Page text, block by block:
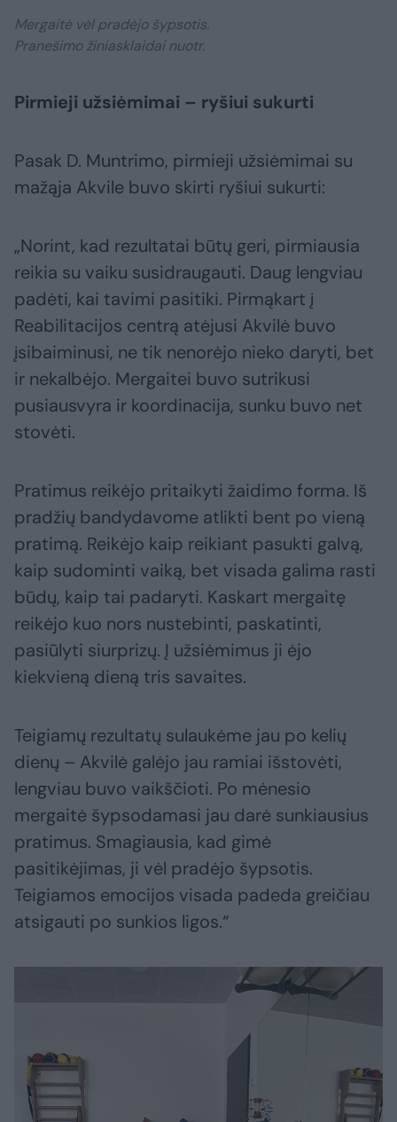
Mergaitė vėl pradėjo šypsotis.
Pranešimo žiniasklaidai nuotr.
Pirmieji užsiėmimai – ryšiui sukurti
Pasak D. Muntrimo, pirmieji užsiėmimai su
mažąja Akvile buvo skirti ryšiui sukurti:
„Norint, kad rezultatai būtų geri, pirmiausia
reikia su vaiku susidraugauti. Daug lengviau
padėti, kai tavimi pasitiki. Pirmąkart į
Reabilitacijos centrą atėjusi Akvilė buvo
įsibaiminusi, ne tik nenorėjo nieko daryti, bet
ir nekalbėjo. Mergaitei buvo sutrikusi
pusiausvyra ir koordinacija, sunku buvo net
stovėti.
Pratimus reikėjo pritaikyti žaidimo forma. Iš
pradžių bandydavome atlikti bent po vieną
pratimą. Reikėjo kaip reikiant pasukti galvą,
kaip sudominti vaiką, bet visada galima rasti
būdų, kaip tai padaryti. Kaskart mergaitę
reikėjo kuo nors nustebinti, paskatinti,
pasiūlyti siurprizų. Į užsiėmimus ji ėjo
kiekvieną dieną tris savaites.
Teigiamų rezultatų sulaukėme jau po kelių
dienų – Akvilė galėjo jau ramiai išstovėti,
lengviau buvo vaikščioti. Po mėnesio
mergaitė šypsodamasi jau darė sunkiausius
pratimus. Smagiausia, kad gimė
pasitikėjimas, ji vėl pradėjo šypsotis.
Teigiamos emocijos visada padeda greičiau
atsigauti po sunkios ligos.“